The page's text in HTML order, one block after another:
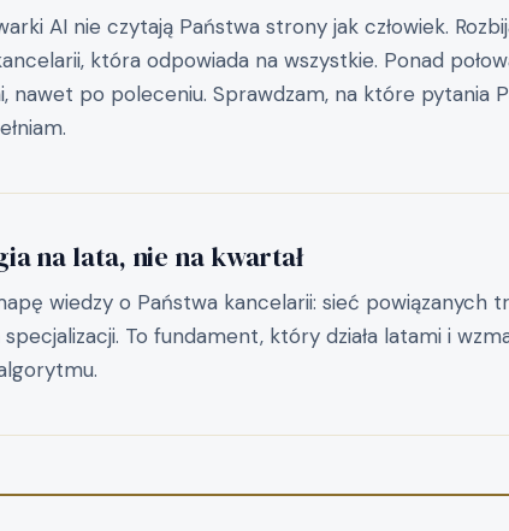
AI nie czytają Państwa strony jak człowiek.
która odpowiada na wszystkie. Ponad
nawet po poleceniu. Sprawdzam, na które pytania
na lata, nie na kwartał
wiedzy o Państwa kancelarii: sieć powiązanych
specjalizacji. To fundament, który działa latami i